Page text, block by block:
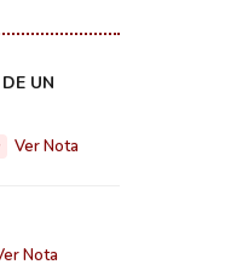
UN
Ver Nota
Nota